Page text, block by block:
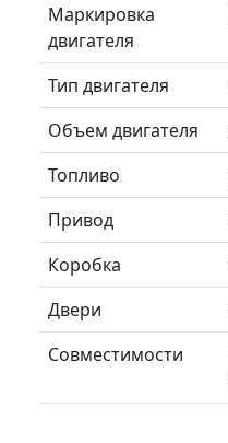
Маркировка
двигателя
Тип двигателя
Объем двигателя
Топливо
Привод
Коробка
Двери
Совместимости